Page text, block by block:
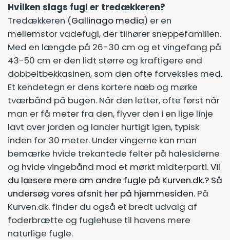
Hvilken slags fugl er tredækkeren​?
Tredækkeren (Gallinago media) er en
mellemstor vadefugl, der tilhører sneppefamilien.
Med en længde på 26-30 cm og et vingefang på
43-50 cm er den lidt større og kraftigere end
dobbeltbekkasinen, som den ofte forveksles med.
Et kendetegn er dens kortere næb og mørke
tværbånd på bugen. Når den letter, ofte først når
man er få meter fra den, flyver den i en lige linje
lavt over jorden og lander hurtigt igen, typisk
inden for 30 meter. Under vingerne kan man
bemærke hvide trekantede felter på halesiderne
og hvide vingebånd mod et mørkt midterparti.Vil
du læsere mere om andre fugle på Kurven.dk.? Så
undersøg vores afsnit her på hjemmesiden. På
Kurven.dk. finder du også et bredt udvalg af
foderbrætte og fuglehuse til havens mere
naturlige fugle.